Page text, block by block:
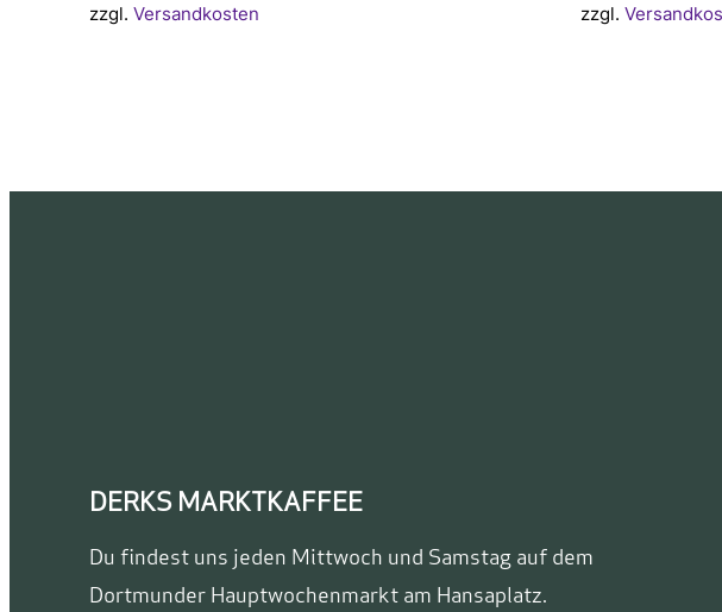
zzgl.Versandkosten zzgl.
DERKS MARKTKAFFEE
Du findest uns jeden Mittwoch und Samstag auf dem
Dortmunder Hauptwochenmarkt am Hansaplatz.